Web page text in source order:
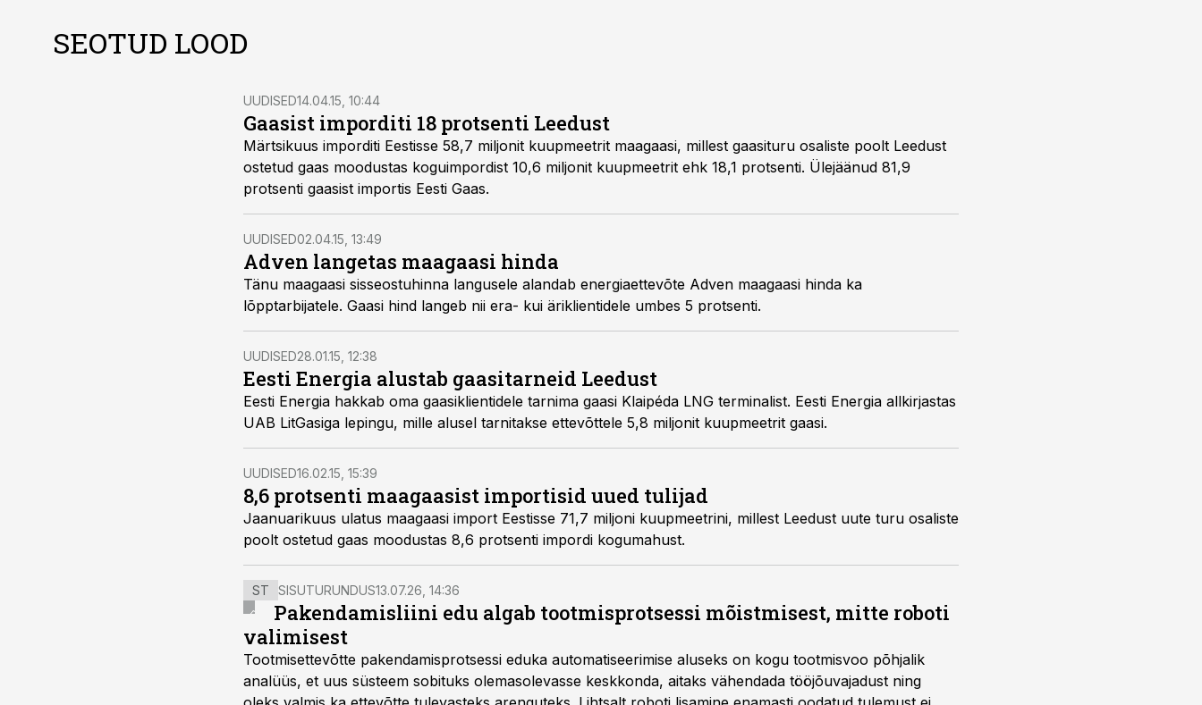
SEOTUD LOOD
UUDISED14.04.15, 10:44
Gaasist imporditi 18 protsenti Leedust
Märtsikuus imporditi Eestisse 58,7 miljonit kuupmeetrit maagaasi, millest gaasituru osaliste poolt Leedust
ostetud gaas moodustas koguimpordist 10,6 miljonit kuupmeetrit ehk 18,1 protsenti. Ülejäänud 81,9
protsenti gaasist importis Eesti Gaas.
UUDISED02.04.15, 13:49
Adven langetas maagaasi hinda
Tänu maagaasi sisseostuhinna langusele alandab energiaettevõte Adven maagaasi hinda ka
lõpptarbijatele. Gaasi hind langeb nii era- kui äriklientidele umbes 5 protsenti.
UUDISED28.01.15, 12:38
Eesti Energia alustab gaasitarneid Leedust
Eesti Energia hakkab oma gaasiklientidele tarnima gaasi Klaipéda LNG terminalist. Eesti Energia allkirjastas
UAB LitGasiga lepingu, mille alusel tarnitakse ettevõttele 5,8 miljonit kuupmeetrit gaasi.
UUDISED16.02.15, 15:39
8,6 protsenti maagaasist importisid uued tulijad
Jaanuarikuus ulatus maagaasi import Eestisse 71,7 miljoni kuupmeetrini, millest Leedust uute turu osaliste
poolt ostetud gaas moodustas 8,6 protsenti impordi kogumahust.
ST SISUTURUNDUS13.07.26, 14:36
Pakendamisliini edu algab tootmisprotsessi mõistmisest, mitte roboti
valimisest
Tootmisettevõtte pakendamisprotsessi eduka automatiseerimise aluseks on kogu tootmisvoo põhjalik
analüüs, et uus süsteem sobituks olemasolevasse keskkonda, aitaks vähendada tööjõuvajadust ning